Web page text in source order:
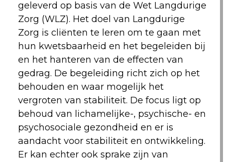
geleverd op basis van de Wet Langdurige
Zorg (WLZ). Het doel van Langdurige
Zorg is cliënten te leren om te gaan met
hun kwetsbaarheid en het begeleiden bij
en het hanteren van de effecten van
gedrag. De begeleiding richt zich op het
behouden en waar mogelijk het
vergroten van stabiliteit. De focus ligt op
behoud van lichamelijke-, psychische- en
psychosociale gezondheid en er is
aandacht voor stabiliteit en ontwikkeling.
Er kan echter ook sprake zijn van